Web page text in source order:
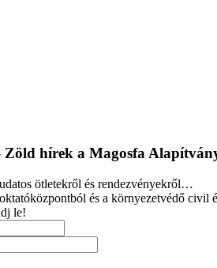
Zöld hírek a Magosfa
ötletekről és rendezvényekről…
és a környezetvédő civil
le!